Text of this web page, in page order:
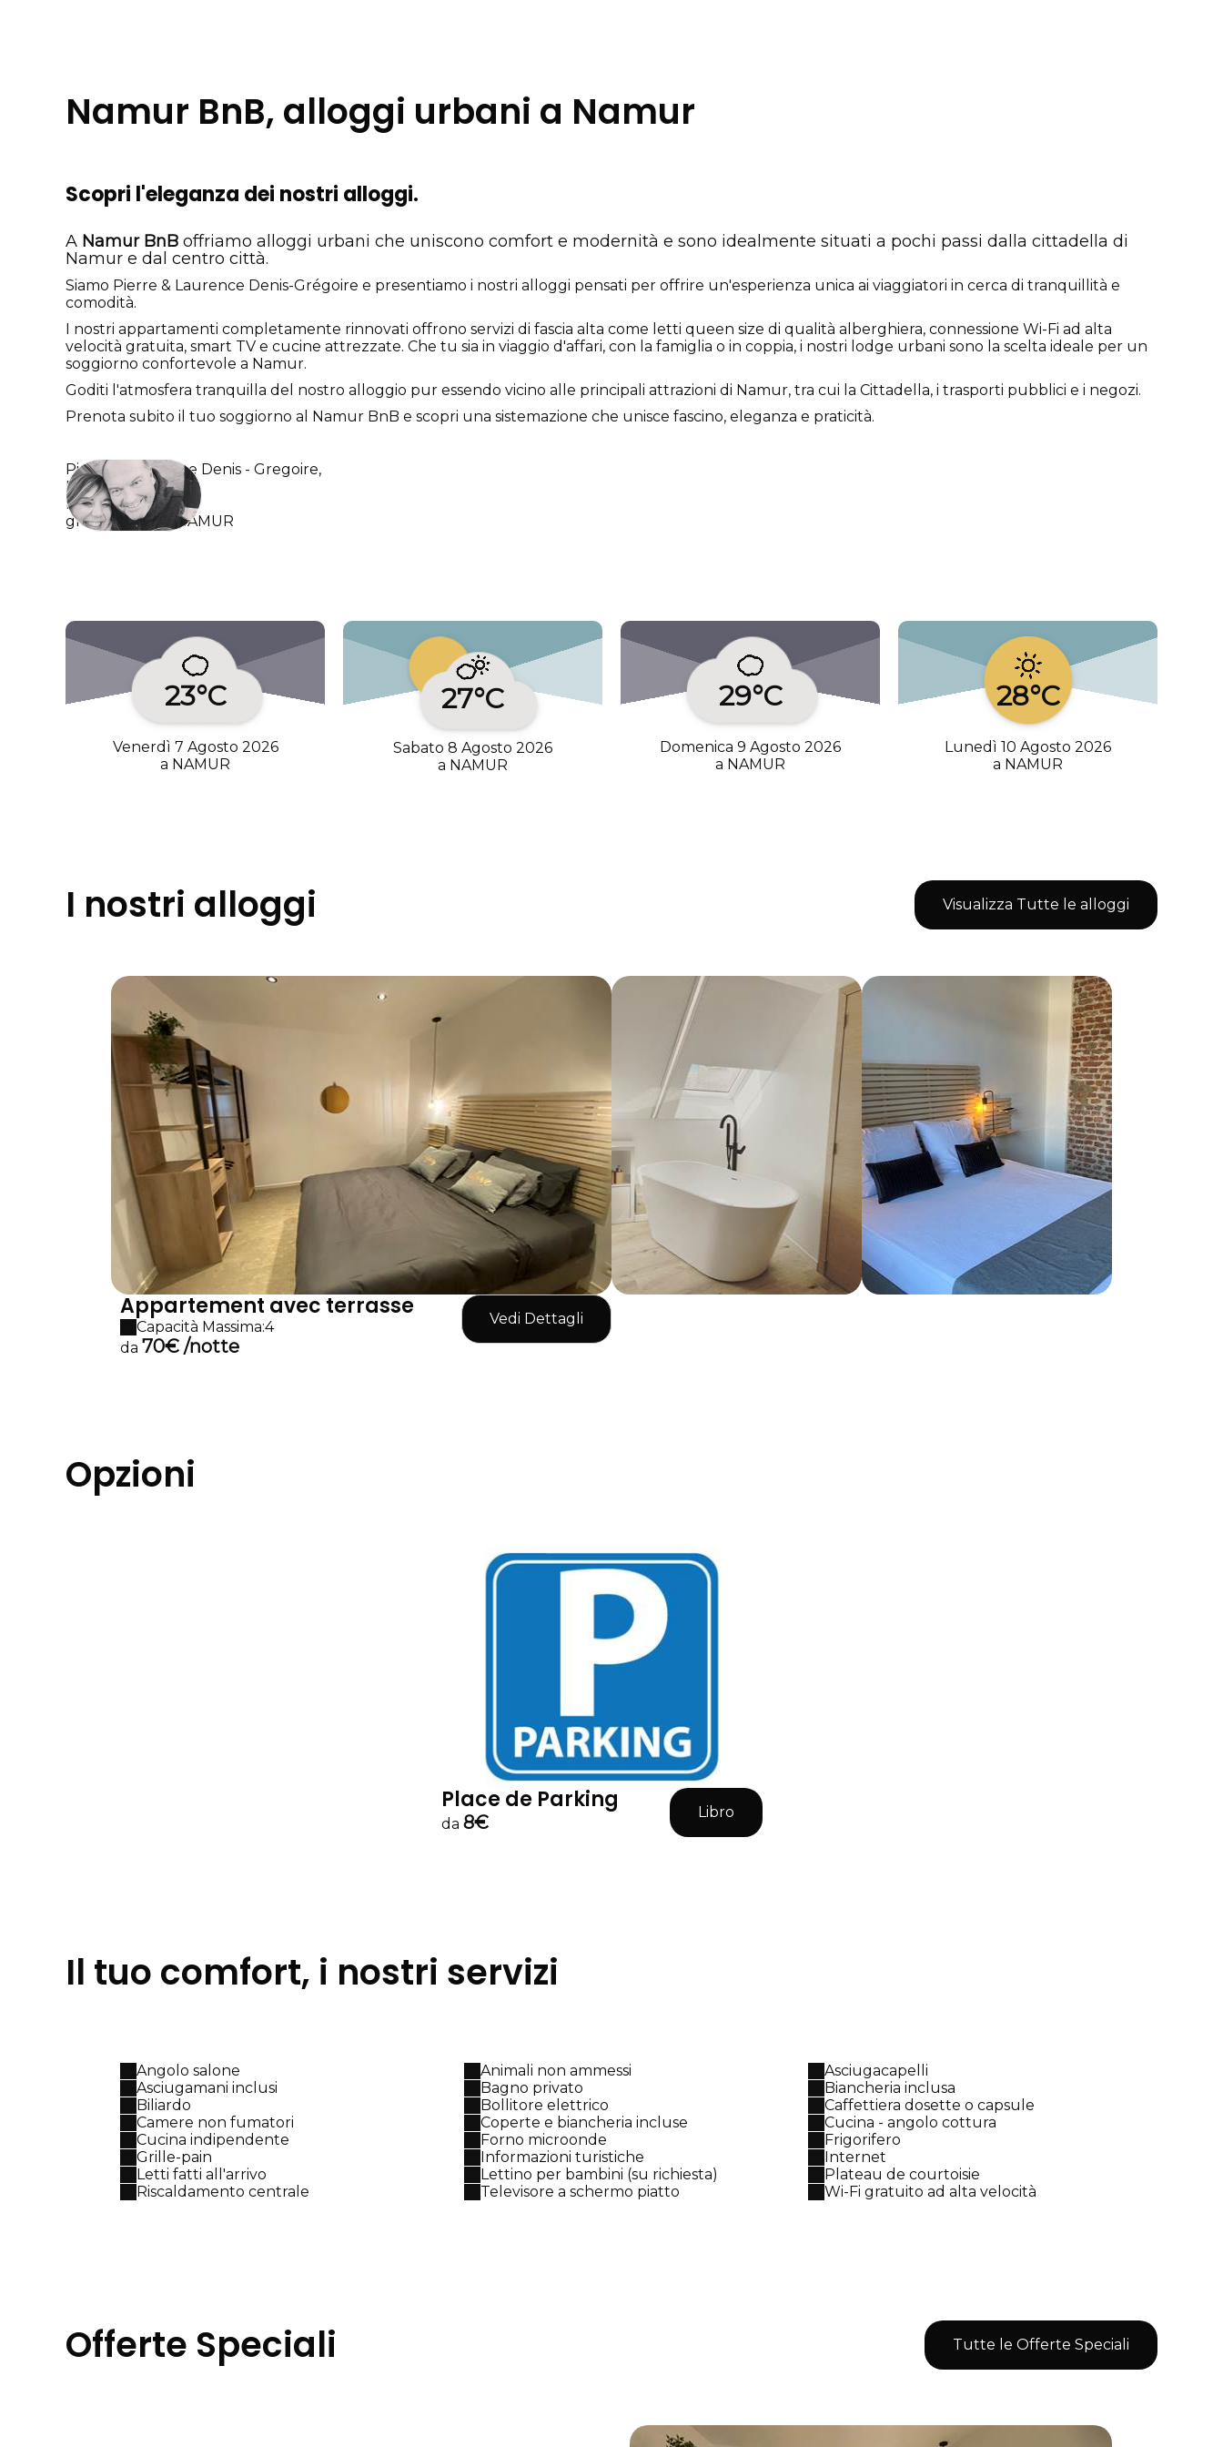
Namur BnB, alloggi urbani a Namur
Scopri l'eleganza dei nostri alloggi.
A Namur BnB offriamo alloggi urbani che uniscono comfort e modernità e sono idealmente situati a pochi passi dalla cittadella di
Namur e dal centro città.
Siamo Pierre & Laurence Denis-Grégoire e presentiamo i nostri alloggi pensati per offrire un'esperienza unica ai viaggiatori in cerca di tranquillità e
comodità.
I nostri appartamenti completamente rinnovati offrono servizi di fascia alta come letti queen size di qualità alberghiera, connessione Wi-Fi ad alta
velocità gratuita, smart TV e cucine attrezzate. Che tu sia in viaggio d'affari, con la famiglia o in coppia, i nostri lodge urbani sono la scelta ideale per un
soggiorno confortevole a Namur.
Goditi l'atmosfera tranquilla del nostro alloggio pur essendo vicino alle principali attrazioni di Namur, tra cui la Cittadella, i trasporti pubblici e i negozi.
Prenota subito il tuo soggiorno al Namur BnB e scopri una sistemazione che unisce fascino, eleganza e praticità.
Pierre & Laurence Denis - Gregoire,
Propriétaires
Namur BnB ,
gîtes urbains a NAMUR
23°C
Venerdì 7 Agosto 2026
a NAMUR
27°C
Sabato 8 Agosto 2026
a NAMUR
29°C
Domenica 9 Agosto 2026
a NAMUR
28°C
Lunedì 10 Agosto 2026
a NAMUR
I nostri alloggi Visualizza Tutte le alloggi
Appartement avec terrasse
Capacità Massima:4
da 70€ /notte
Vedi Dettagli
Opzioni
Place de Parking
da 8€ Libro
Il tuo comfort, i nostri servizi
Angolo salone Animali non ammessi
Asciugacapelli
Asciugamani inclusi
Bagno privato
Biancheria inclusa
Biliardo
Bollitore elettrico
Caffettiera dosette o capsule
Camere non fumatori
Coperte e biancheria incluse
Cucina - angolo cottura
Cucina indipendente
Forno microonde
Frigorifero
Grille-pain
Informazioni turistiche
Internet
Letti fatti all'arrivo
Lettino per bambini (su richiesta)
Plateau de courtoisie
Riscaldamento centrale
Televisore a schermo piatto Wi-Fi gratuito ad alta velocità
Offerte Speciali Tutte le Offerte Speciali